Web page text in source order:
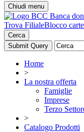
Chiudi menu
Trova FilialeBlocco carte
Cerca
Home
>
La nostra offerta
Famiglie
Imprese
Terzo
>
Catalogo Prodotti